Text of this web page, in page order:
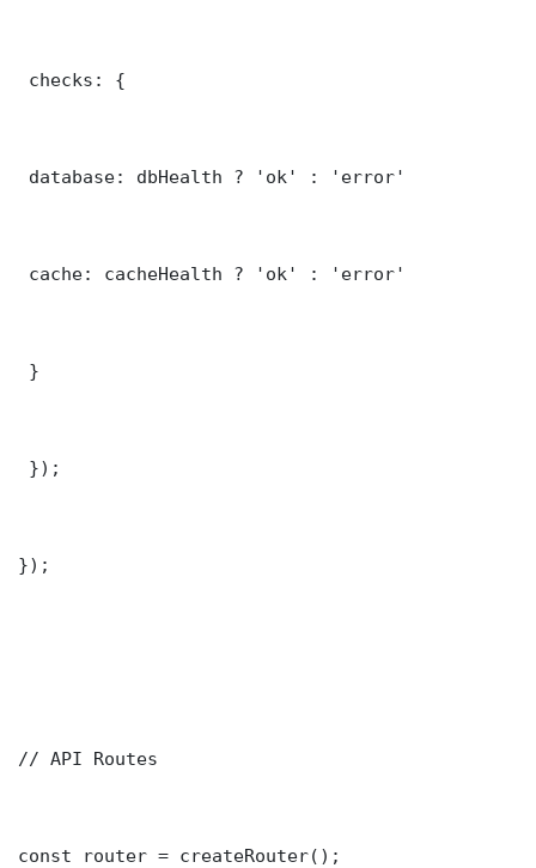
checks: {
database: dbHealth ? 'ok' : 'error'
cache: cacheHealth ? 'ok' : 'error'
}
});
});
// API Routes
const router = createRouter();